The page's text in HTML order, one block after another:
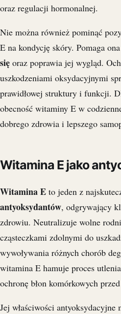
oraz regulacji hormonalnej.
Nie można również pominąć
E na kondycję skóry. Pomaga
się oraz poprawia jej wygląd.
uszkodzeniami oksydacyjnymi
prawidłowej struktury i funkcji.
obecność witaminy E w
dobrego zdrowia i lepszego
Witamina E jako
Witamina E to jeden z
antyoksydantów, odgrywający
zdrowiu. Neutralizuje wolne
cząsteczkami zdolnymi do
wywoływania różnych chorób
witamina E hamuje proces
ochronę błon komórkowych
Jej właściwości antyoksydacyjne